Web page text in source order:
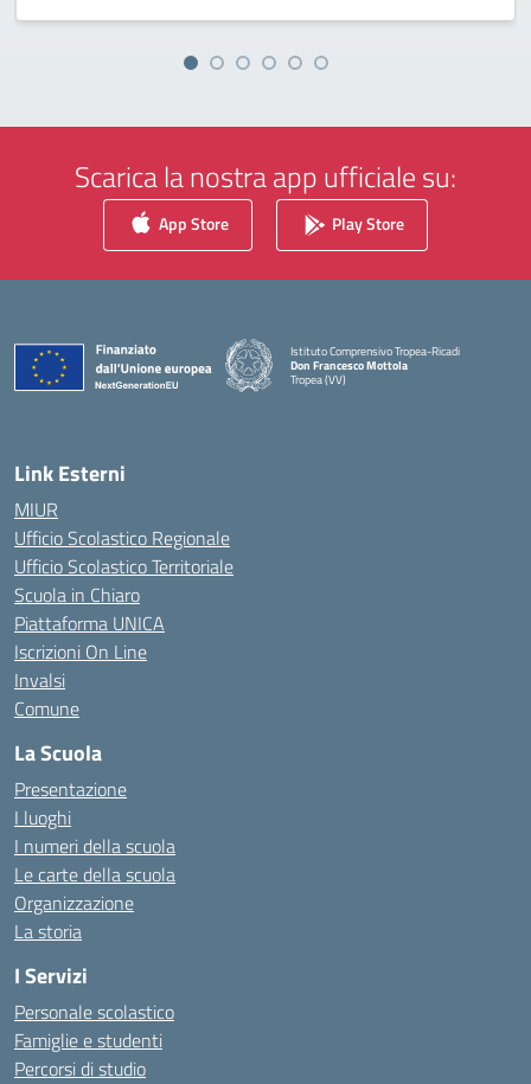
Scarica la nostra app ufficiale su:
App Store Play Store
Istituto Comprensivo Tropea-Ricadi
Don Francesco Mottola
Tropea (VV)
— Visita la pagina iniziale della scuola
Link Esterni
MIUR
Ufficio Scolastico Regionale
Ufficio Scolastico Territoriale
Scuola in Chiaro
Piattaforma UNICA
Iscrizioni On Line
Invalsi
Comune
La Scuola
Presentazione
I luoghi
I numeri della scuola
Le carte della scuola
Organizzazione
La storia
I Servizi
Personale scolastico
Famiglie e studenti
Percorsi di studio